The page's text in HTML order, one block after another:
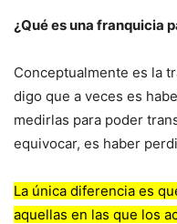
¿Qué es una franquicia
Conceptualmente es la
digo que a veces es
medirlas para poder
equivocar, es haber
La única diferencia es
aquellas en las que los